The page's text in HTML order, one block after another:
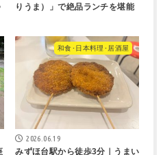
りうま）」で絶品ランチを堪能
和食･日本料理･居酒屋
2026.06.19
みずほ台駅から徒歩3分｜うまい